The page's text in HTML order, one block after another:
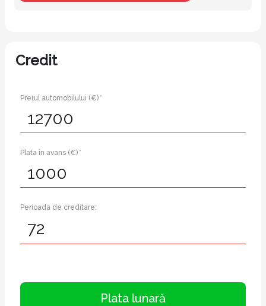
Credit
Prețul automobilului (€) *
Plata în avans (€) *
Perioada de creditare:
Plata lunară